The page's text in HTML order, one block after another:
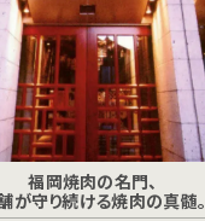
福岡焼肉の名門、
が守り続ける焼肉の真髄。